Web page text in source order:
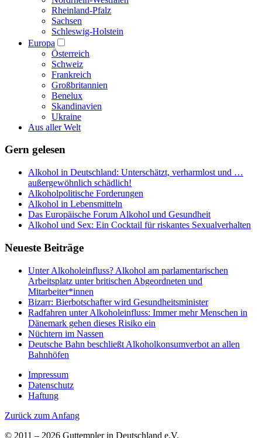
Rheinland-Pfalz
Sachsen
Schleswig-Holstein
Europa
Österreich
Schweiz
Frankreich
Großbritannien
Benelux
Skandinavien
Ukraine
Aus aller Welt
Gern gelesen
Alkohol in Deutschland: Unterschätzt, verharmlost und …
außergewöhnlich schädlich!
Alkoholpolitische Forderungen
Alkohol in Lebensmitteln
Das Europäische Forum Alkohol und Gesundheit
Alkohol und Sex: Ein Cocktail für riskantes Sexualverhalten
Neueste Beiträge
Unter Alkoholeinfluss? Alkohol am parlamentarischen
Arbeitsplatz unter britischen Abgeordneten und
Mitarbeiter*innen
Bizarr: Bierbotschafter wird Gesundheitsminister
Radfahren unter Alkoholeinfluss: Immer mehr Menschen in
Dänemark gehen dieses Risiko ein
Nüchtern im Nassen
Deutsche Bahn beschließt Alkoholkonsumverbot an allen
Bahnhöfen
Impressum
Datenschutz
Haftung
Zurück zum Anfang
© 2011 – 2026 Guttempler in Deutschland e.V.